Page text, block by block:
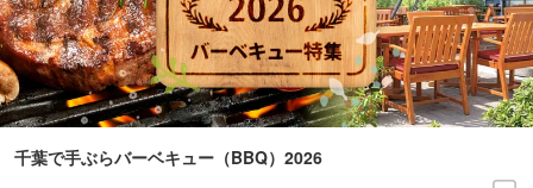
千葉で手ぶらバーベキュー（BBQ）2026